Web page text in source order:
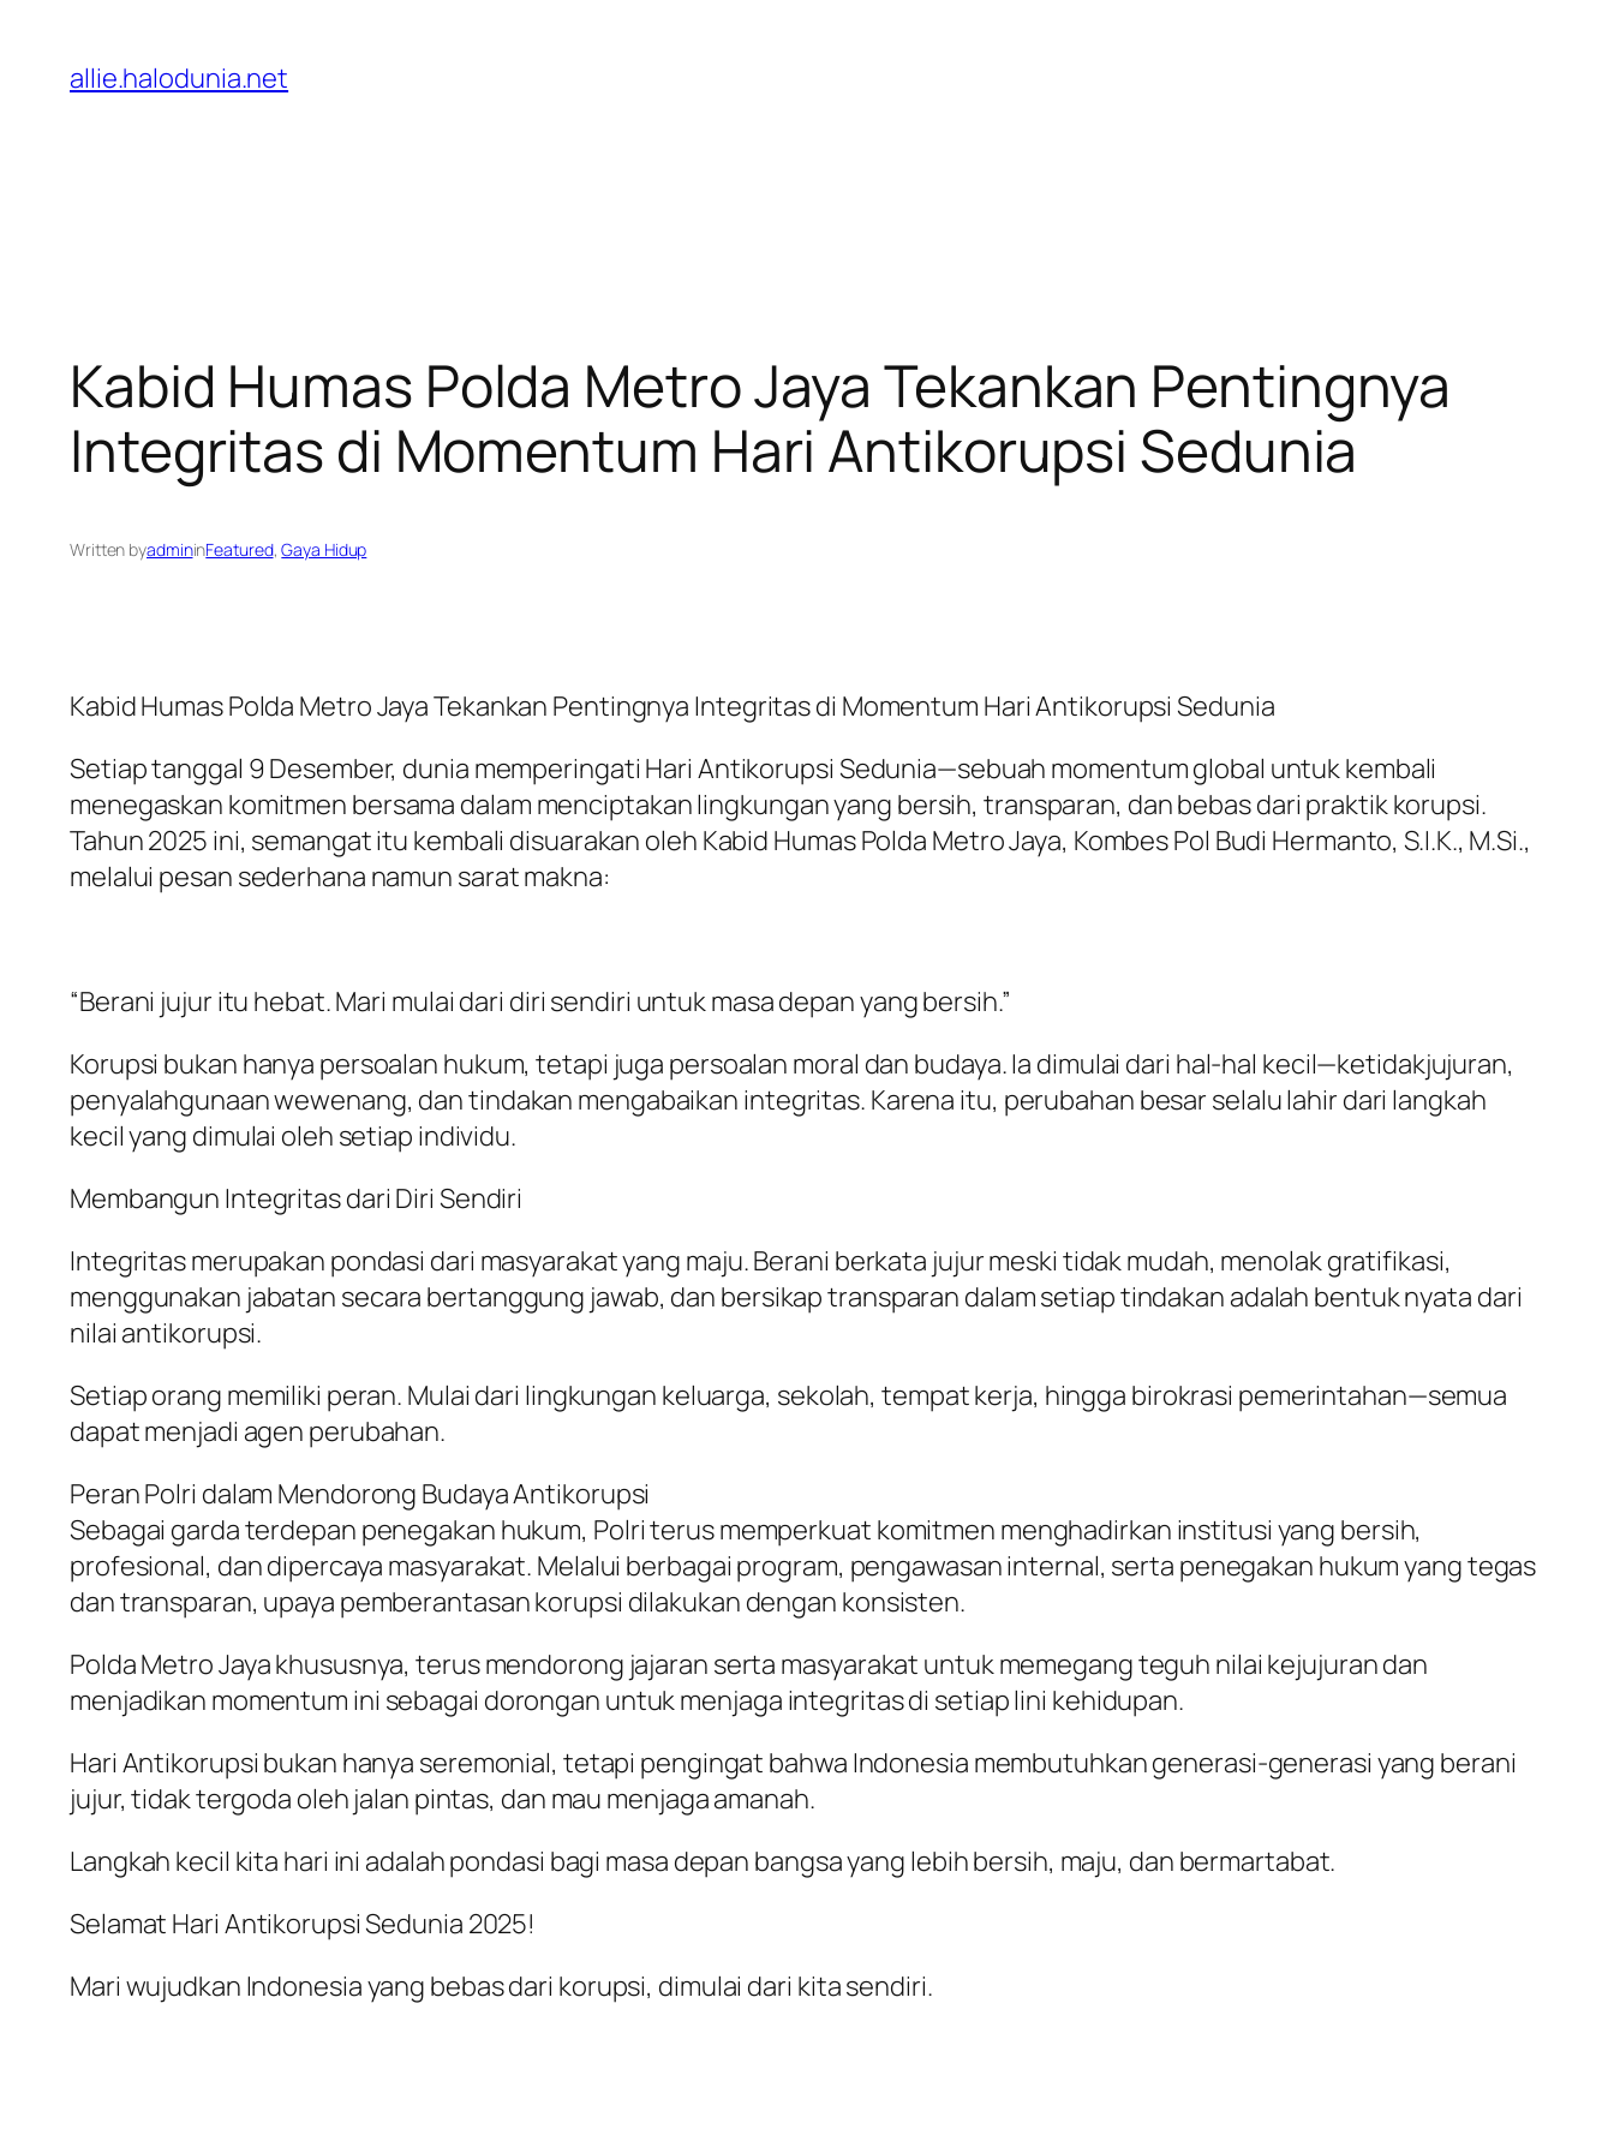
konten
allie.halodunia.net
Kabid Humas Polda Metro Jaya Tekankan Pentingnya
Integritas di Momentum Hari Antikorupsi Sedunia
Written byadmininFeatured, Gaya Hidup
Kabid Humas Polda Metro Jaya Tekankan Pentingnya Integritas di Momentum Hari Antikorupsi Sedunia
Setiap tanggal 9 Desember, dunia memperingati Hari Antikorupsi Sedunia—sebuah momentum global untuk kembali
menegaskan komitmen bersama dalam menciptakan lingkungan yang bersih, transparan, dan bebas dari praktik korupsi.
Tahun 2025 ini, semangat itu kembali disuarakan oleh Kabid Humas Polda Metro Jaya, Kombes Pol Budi Hermanto, S.I.K., M.Si.,
melalui pesan sederhana namun sarat makna:
“Berani jujur itu hebat. Mari mulai dari diri sendiri untuk masa depan yang bersih.”
Korupsi bukan hanya persoalan hukum, tetapi juga persoalan moral dan budaya. Ia dimulai dari hal-hal kecil—ketidakjujuran,
penyalahgunaan wewenang, dan tindakan mengabaikan integritas. Karena itu, perubahan besar selalu lahir dari langkah
kecil yang dimulai oleh setiap individu.
Membangun Integritas dari Diri Sendiri
Integritas merupakan pondasi dari masyarakat yang maju. Berani berkata jujur meski tidak mudah, menolak gratifikasi,
menggunakan jabatan secara bertanggung jawab, dan bersikap transparan dalam setiap tindakan adalah bentuk nyata dari
nilai antikorupsi.
Setiap orang memiliki peran. Mulai dari lingkungan keluarga, sekolah, tempat kerja, hingga birokrasi pemerintahan—semua
dapat menjadi agen perubahan.
Peran Polri dalam Mendorong Budaya Antikorupsi
Sebagai garda terdepan penegakan hukum, Polri terus memperkuat komitmen menghadirkan institusi yang bersih,
profesional, dan dipercaya masyarakat. Melalui berbagai program, pengawasan internal, serta penegakan hukum yang tegas
dan transparan, upaya pemberantasan korupsi dilakukan dengan konsisten.
Polda Metro Jaya khususnya, terus mendorong jajaran serta masyarakat untuk memegang teguh nilai kejujuran dan
menjadikan momentum ini sebagai dorongan untuk menjaga integritas di setiap lini kehidupan.
Hari Antikorupsi bukan hanya seremonial, tetapi pengingat bahwa Indonesia membutuhkan generasi-generasi yang berani
jujur, tidak tergoda oleh jalan pintas, dan mau menjaga amanah.
Langkah kecil kita hari ini adalah pondasi bagi masa depan bangsa yang lebih bersih, maju, dan bermartabat.
Selamat Hari Antikorupsi Sedunia 2025!
Mari wujudkan Indonesia yang bebas dari korupsi, dimulai dari kita sendiri.